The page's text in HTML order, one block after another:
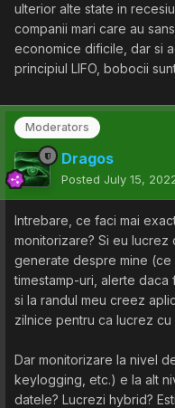
ulterior alte state in
companii mari care au
economice dificile, dar si
principiul LIFO, bobocii
Moderators
Dragos
Posted July 15,
Intrebare, ce faci mai
monitorizare? Si eu lucrez
generate despre mine (ce
timestamp-uri, alerte
si la randul meu creez
zilnice pentru ca lucrez cu
Dar monitorizare la nivel
keylogging, etc.) e la alt
datele? Lucrezi hybrid?